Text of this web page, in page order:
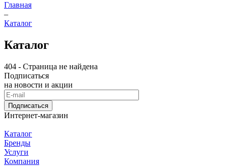
Главная
–
Каталог
Каталог
404 - Страница не найдена
Подписаться
на новости и акции
Подписаться
Интернет-магазин
Каталог
Бренды
Услуги
Компания